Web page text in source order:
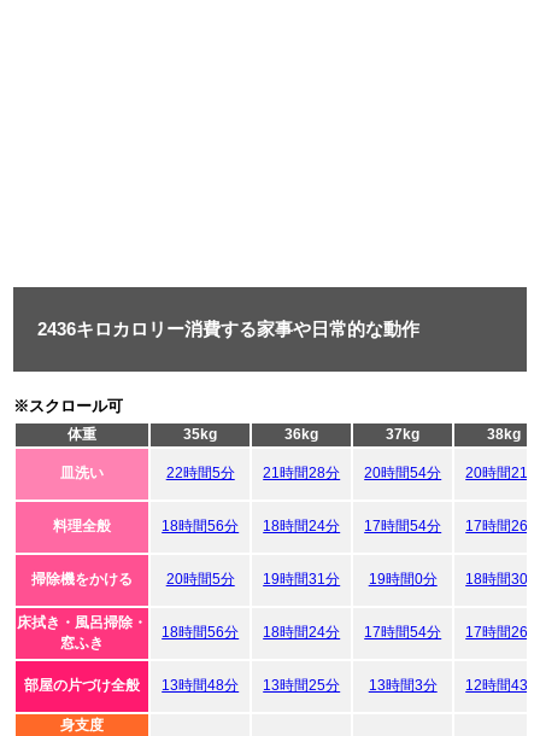
2436キロカロリー消費する家事や日常的な動作
※スクロール可
体重 35kg 36kg 37kg 38kg
皿洗い 22時間5分 21時間28分 20時間54分 20時間21
料理全般 18時間56分 18時間24分 17時間54分 17時間26
掃除機をかける 20時間5分 19時間31分 19時間0分 18時間30
床拭き・風呂掃除・
窓ふき
18時間56分 18時間24分 17時間54分 17時間26
部屋の片づけ全般 13時間48分 13時間25分 13時間3分 12時間43
身支度